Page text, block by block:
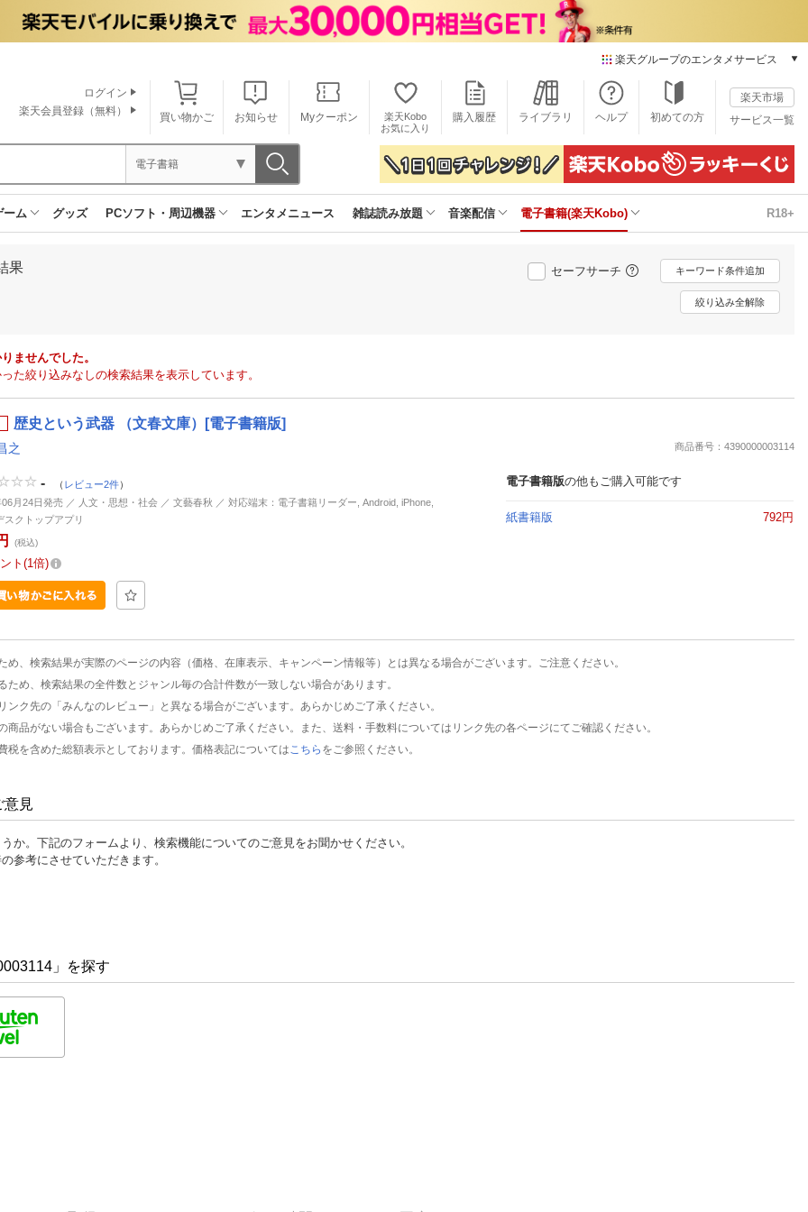
楽天グループのエンタメサービス
本/ゲーム/CD/DVD
楽天ブックス
電子書籍
楽天Kobo
雑誌読み放題
楽天ミュージック
動画配信
楽天TV
動画配信ガイド
推し楽
買い物かご お知らせ Myクーポン
楽天Kobo
お気に入り
購入履歴 ライブラリ ヘルプ 初めての方
楽天市場
サービス一覧
ログイン
楽天会員登録（無料）
電子書籍
ーム グッズ PCソフト・周辺機器 エンタメニュース 雑誌読み放題 音楽配信 電子書籍(楽天Kobo) R18+
果 セーフサーチ キーワード条件追加
絞り込み全解除
ませんでした。
た絞り込みなしの検索結果を表示しています。
歴史という武器 （文春文庫）[電子書籍版]
之 商品番号：4390000003114
- （ レビュー2件）
月24日発売 ／ 人文・思想・社会 ／ 文藝春秋 ／ 対応端末：電子書籍リーダー, Android, iPhone,
スクトップアプリ
(税込)
ト 1倍
電子書籍版の他もご購入可能です
紙書籍版 792円
、検索結果が実際のページの内容（価格、在庫表示、キャンペーン情報等）とは異なる場合がございます。ご注意ください。
め、検索結果の全件数とジャンル毎の合計件数が一致しない場合があります。
ク先の「みんなのレビュー」と異なる場合がございます。あらかじめご了承ください。
品がない場合もございます。あらかじめご了承ください。また、送料・手数料についてはリンク先の各ページにてご確認ください。
を含めた総額表示としております。価格表記については こちら をご参照ください。
意見
か。下記のフォームより、検索機能についてのご意見をお聞かせください。
参考にさせていただきます。
」を探す